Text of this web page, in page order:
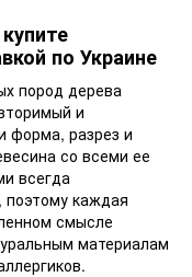
по Украине
пород дерева
и
форма, разрез и
со всеми ее
всегда
поэтому каждая
смысле
материалам